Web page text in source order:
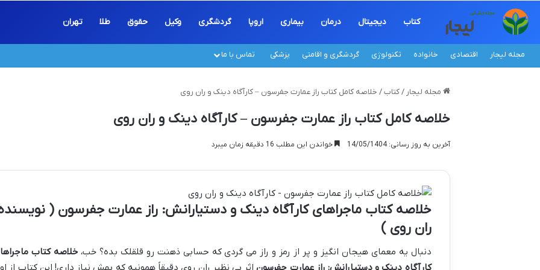
کتاب دیجیتال درمان بیماری اروپا گردشگری وکیل حقوق طلا تهران
مجله لیجار اقتصادی خانواده تکنولوژی گردشگری و اقامتی پزشکی تماس با ما
مجله لیجار / کتاب / خلاصه کامل کتاب راز عمارت جفرسون – کارآگاه دینک و ران روی
خلاصه کامل کتاب راز عمارت جفرسون – کارآگاه دینک و ران روی
آخرین به روز رسانی: 14/05/1404 خواندن این مطلب 16 دقیقه زمان میبرد
خلاصه کتاب ماجراهای کارآگاه دینک و دستیارانش: راز عمارت جفرسون (
ران روی )
دنبال یه معمای هیجان انگیز و پر از رمز و راز می گردی که حسابی ذهنت رو قلقلک بده؟ خب، خلاصه کتاب
کارآگاه دینک و دستیارانش: راز عمارت جفرسوناثر بی نظیر ران روی دقیقاً همونیه که بهش نیاز داری! این کتاب از